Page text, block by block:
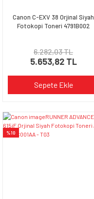
Canon C-EXV 38 Orjinal Siyah
Fotokopi Toneri 4791B002
6.282,03 TL
5.653,82 TL
Sepete Ekle
%10